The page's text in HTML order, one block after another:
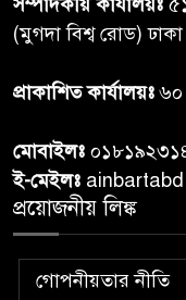
৮
৯
(মুগদা বিশ্ব রোড)
প্রাকাশিত কার্যালয়ঃ৬০
মোবাইলঃ
ই-মেইলঃ
প্রয়োজনীয় লিঙ্ক
গোপনীয়তার নীতি